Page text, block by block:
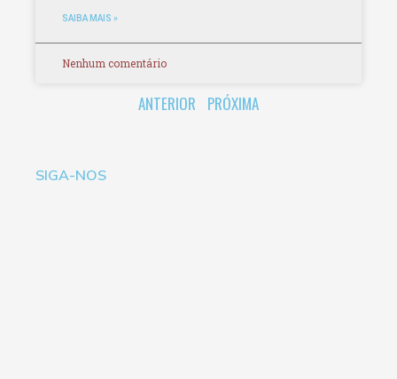
SAIBA MAIS »
Nenhum comentário
ANTERIOR PRÓXIMA
SIGA-NOS